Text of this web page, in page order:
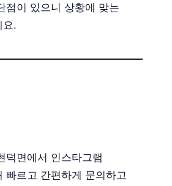
점이 있으니 상황에 맞는
요.
덕면에서 인스타그램
빠르고 간편하게 문의하고